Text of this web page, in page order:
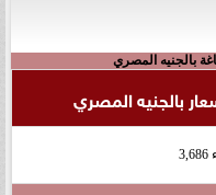
بالجنيه المصري
بالجنيه المصري